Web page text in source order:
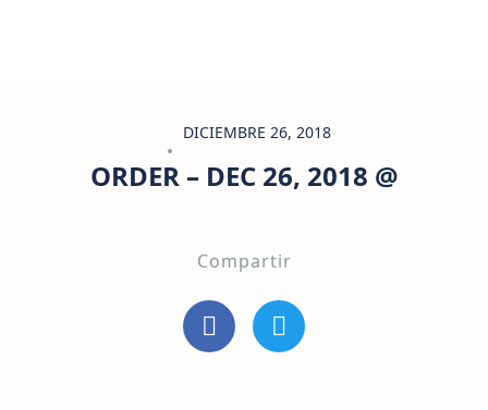
DICIEMBRE 26, 2018
ORDER – DEC 26, 2018 @
Compartir